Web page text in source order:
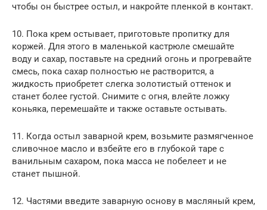
чтобы он быстрее остыл, и накройте пленкой в контакт.
10. Пока крем остывает, приготовьте пропитку для
коржей. Для этого в маленькой кастрюле смешайте
воду и сахар, поставьте на средний огонь и прогревайте
смесь, пока сахар полностью не растворится, а
жидкость приобретет слегка золотистый оттенок и
станет более густой. Снимите с огня, влейте ложку
коньяка, перемешайте и также оставьте остывать.
11. Когда остыл заварной крем, возьмите размягченное
сливочное масло и взбейте его в глубокой таре с
ванильным сахаром, пока масса не побелеет и не
станет пышной.
12. Частями введите заварную основу в масляный крем,